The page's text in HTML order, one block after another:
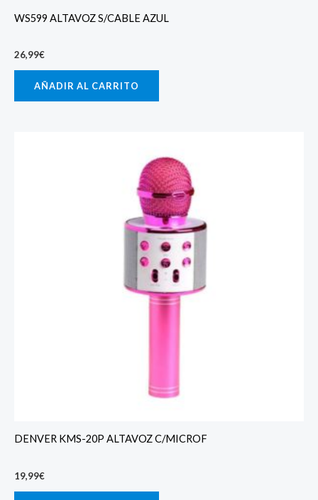
WS599 ALTAVOZ S/CABLE AZUL
26,99€
AÑADIR AL CARRITO
DENVER KMS-20P ALTAVOZ C/MICROF
19,99€